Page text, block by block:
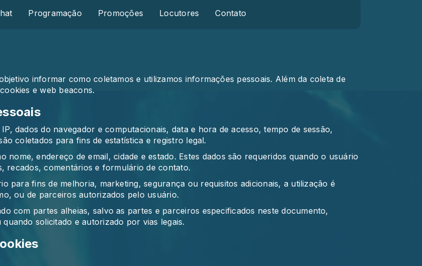
Programação Promoções Locutores Contato
informar como coletamos e utilizamos informações pessoais. Além da coleta de
e web beacons.
dados do navegador e computacionais, data e hora de acesso, tempo de sessão,
coletados para fins de estatística e registro legal.
nome, endereço de email, cidade e estado. Estes dados são requeridos quando o usuário
recados, comentários e formulário de contato.
para fins de melhoria, marketing, segurança ou requisitos adicionais, a utilização é
ou de parceiros autorizados pelo usuário.
com partes alheias, salvo as partes e parceiros especificados neste documento,
solicitado e autorizado por vias legais.